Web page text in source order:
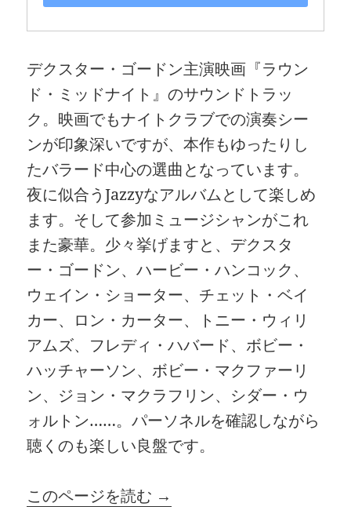
デクスター・ゴードン主演映画『ラウン
ド・ミッドナイト』のサウンドトラッ
ク。映画でもナイトクラブでの演奏シー
ンが印象深いですが、本作もゆったりし
たバラード中心の選曲となっています。
夜に似合うJazzyなアルバムとして楽しめ
ます。そして参加ミュージシャンがこれ
また豪華。少々挙げますと、デクスタ
ー・ゴードン、ハービー・ハンコック、
ウェイン・ショーター、チェット・ベイ
カー、ロン・カーター、トニー・ウィリ
アムズ、フレディ・ハバード、ボビー・
ハッチャーソン、ボビー・マクファーリ
ン、ジョン・マクラフリン、シダー・ウ
ォルトン……。パーソネルを確認しながら
聴くのも楽しい良盤です。
このページを読む →